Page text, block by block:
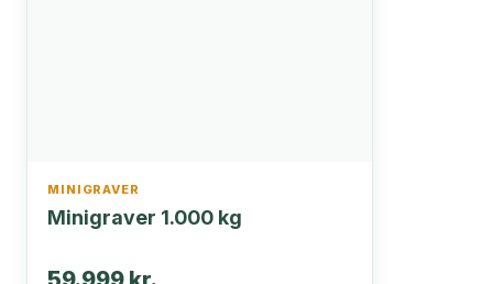
MINIGRAVER
Minigraver 1.000 kg